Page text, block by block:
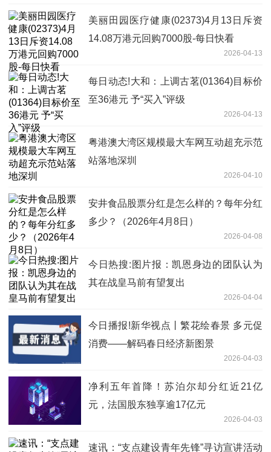
美丽田园医疗健康(02373)4月13日斥资
14.08万港元回购7000股-每日快看
2026-04-13
每日动态!大和：上调古茗(01364)目标价
至36港元 予“买入”评级
2026-04-13
粤港澳大湾区规模最大车网互动超充示范
站落地深圳
2026-04-10
安井食品股票分红是怎么样的？每年分红
多少？（2026年4月8日）
2026-04-08
今日热搜:图片报：凯恩身边的团队认为
其在战皇马前有望复出
2026-04-04
今日播报!新华视点丨繁花绘春景 多元促
消费——解码春日经济新图景
2026-04-03
净利五年首降！苏泊尔却分红近21亿
元，法国股东独享逾17亿元
2026-04-03
速讯：“支点建设青年先锋”寻访宣讲活动